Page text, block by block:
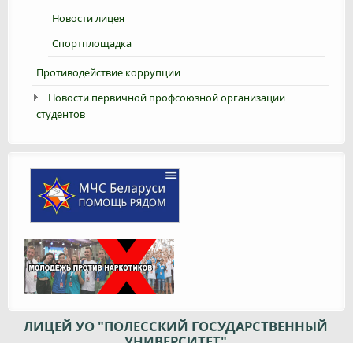
Новости лицея
Спортплощадка
Противодействие коррупции
Новости первичной профсоюзной организации
студентов
ЛИЦЕЙ УО "ПОЛЕССКИЙ ГОСУДАРСТВЕННЫЙ